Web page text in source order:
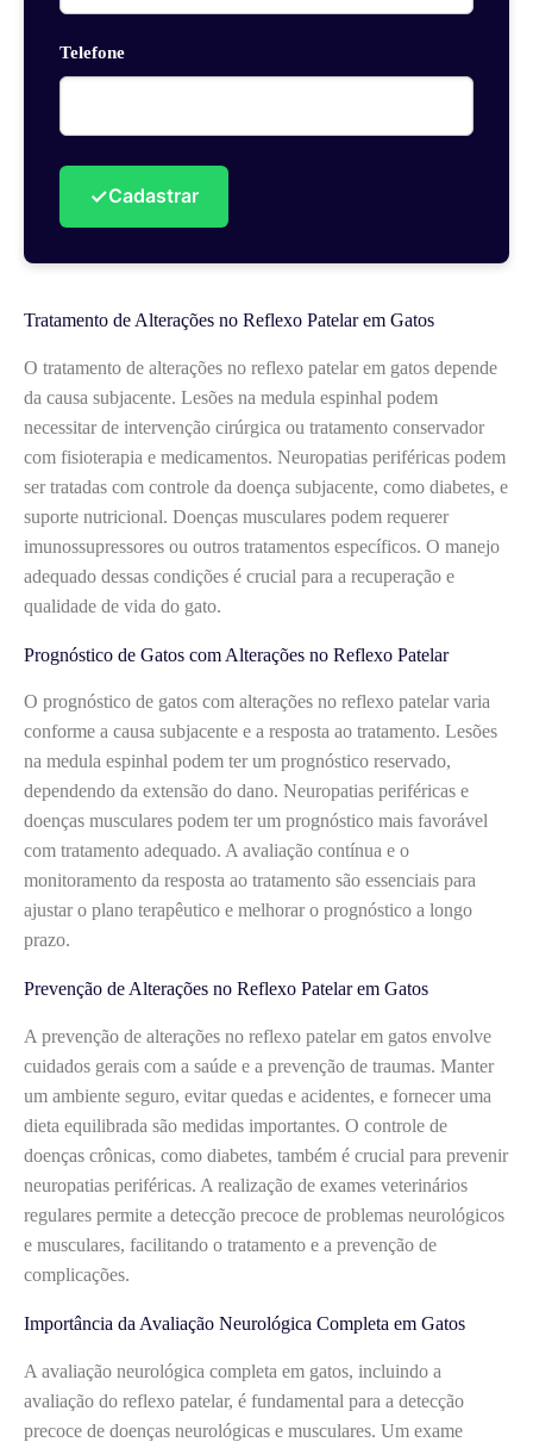
Telefone
✓Cadastrar
Tratamento de Alterações no Reflexo Patelar em Gatos
O tratamento de alterações no reflexo patelar em gatos depende
da causa subjacente. Lesões na medula espinhal podem
necessitar de intervenção cirúrgica ou tratamento conservador
com fisioterapia e medicamentos. Neuropatias periféricas podem
ser tratadas com controle da doença subjacente, como diabetes, e
suporte nutricional. Doenças musculares podem requerer
imunossupressores ou outros tratamentos específicos. O manejo
adequado dessas condições é crucial para a recuperação e
qualidade de vida do gato.
Prognóstico de Gatos com Alterações no Reflexo Patelar
O prognóstico de gatos com alterações no reflexo patelar varia
conforme a causa subjacente e a resposta ao tratamento. Lesões
na medula espinhal podem ter um prognóstico reservado,
dependendo da extensão do dano. Neuropatias periféricas e
doenças musculares podem ter um prognóstico mais favorável
com tratamento adequado. A avaliação contínua e o
monitoramento da resposta ao tratamento são essenciais para
ajustar o plano terapêutico e melhorar o prognóstico a longo
prazo.
Prevenção de Alterações no Reflexo Patelar em Gatos
A prevenção de alterações no reflexo patelar em gatos envolve
cuidados gerais com a saúde e a prevenção de traumas. Manter
um ambiente seguro, evitar quedas e acidentes, e fornecer uma
dieta equilibrada são medidas importantes. O controle de
doenças crônicas, como diabetes, também é crucial para prevenir
neuropatias periféricas. A realização de exames veterinários
regulares permite a detecção precoce de problemas neurológicos
e musculares, facilitando o tratamento e a prevenção de
complicações.
Importância da Avaliação Neurológica Completa em Gatos
A avaliação neurológica completa em gatos, incluindo a
avaliação do reflexo patelar, é fundamental para a detecção
precoce de doenças neurológicas e musculares. Um exame